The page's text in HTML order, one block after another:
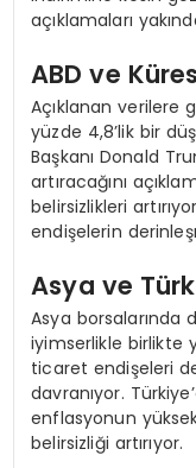
açıklamaları
ABD ve
Açıklanan verilere
yüzde 4,8’lik bir
Başkanı Donald
artıracağını
belirsizlikleri
endişelerin
Asya ve
Asya borsalarında
iyimserlikle birlikte
ticaret endişeleri
davranıyor.
enflasyonun
belirsizliği artırıyor.